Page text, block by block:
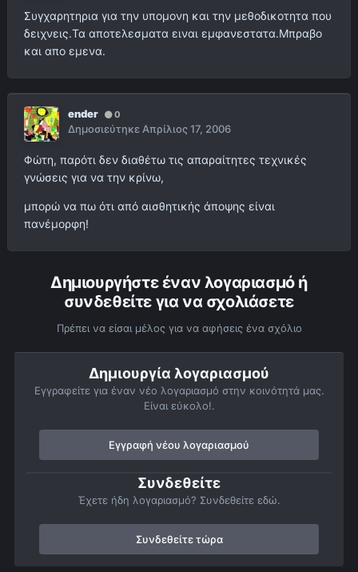
Συγχαρητηρια για την υπομονη και την μεθοδικοτητα που
δειχνεις.Τα αποτελεσματα ειναι εμφανεστατα.Μπραβο
και απο εμενα.
ender 0
ΔημοσιεύτηκεΑπρίλιος 17, 2006
Φώτη, παρότι δεν διαθέτω τις απαραίτητες τεχνικές
γνώσεις για να την κρίνω,
μπορώ να πω ότι από αισθητικής άποψης είναι
πανέμορφη!
Δημιουργήστε έναν λογαριασμό ή
συνδεθείτε για να σχολιάσετε
Πρέπει να είσαι μέλος για να αφήσεις ένα σχόλιο
Δημιουργία λογαριασμού
Εγγραφείτε για έναν νέο λογαριασμό στην κοινότητά μας.
Είναι εύκολο!.
Εγγραφή νέου λογαριασμού
Συνδεθείτε
Έχετε ήδη λογαριασμό? Συνδεθείτε εδώ.
Συνδεθείτε τώρα